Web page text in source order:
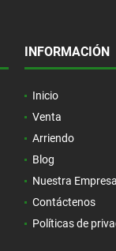
INFORMACIÓN
Inicio
Venta
Arriendo
Blog
Nuestra Empresa
Contáctenos
Políticas de